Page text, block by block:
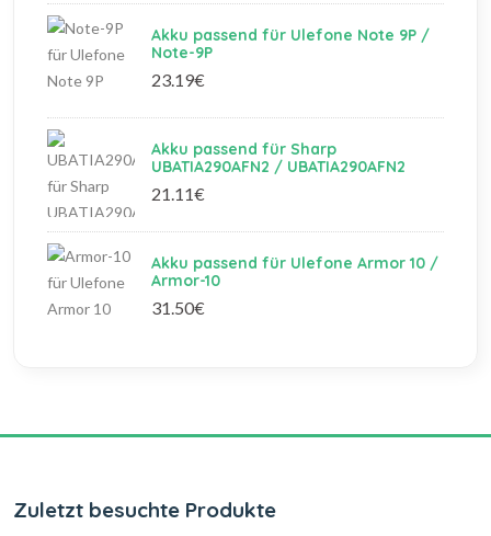
Akku passend für Ulefone Note 9P /
Note-9P
23.19€
Akku passend für Sharp
UBATIA290AFN2 / UBATIA290AFN2
21.11€
Akku passend für Ulefone Armor 10 /
Armor-10
31.50€
Zuletzt besuchte Produkte